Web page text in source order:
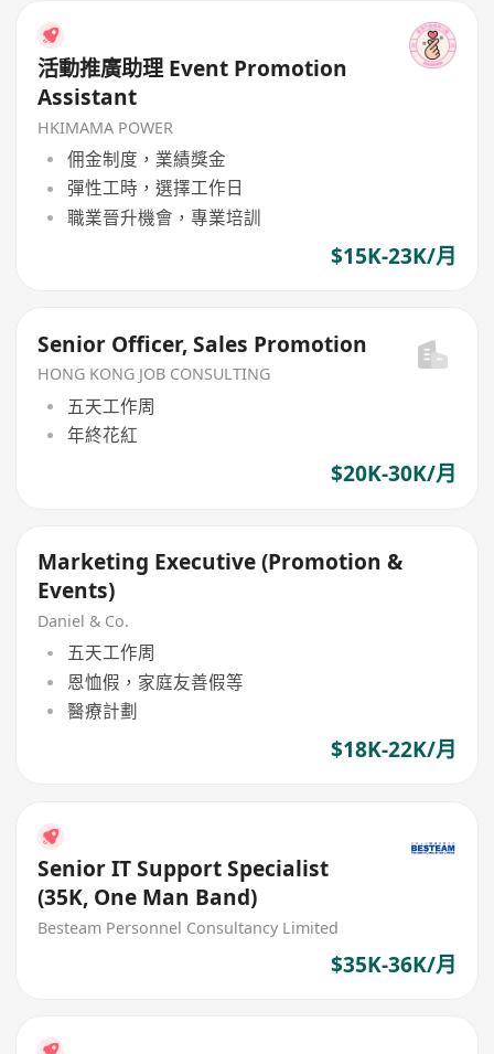
活動推廣助理 Event Promotion
Assistant
HKIMAMA POWER
佣金制度，業績獎金
彈性工時，選擇工作日
職業晉升機會，專業培訓
$15K-23K/月
Senior Officer, Sales Promotion
HONG KONG JOB CONSULTING
五天工作周
年終花紅
$20K-30K/月
Marketing Executive (Promotion &
Events)
Daniel & Co.
五天工作周
恩恤假，家庭友善假等
醫療計劃
$18K-22K/月
Senior IT Support Specialist
(35K, One Man Band)
Besteam Personnel Consultancy Limited
$35K-36K/月